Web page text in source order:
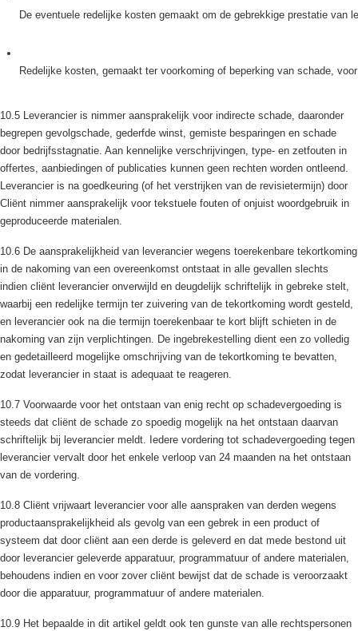
De eventuele redelijke kosten gemaakt om de gebrekkige prestatie van
Redelijke kosten, gemaakt ter voorkoming of beperking van schade,
10.5 Leverancier is nimmer aansprakelijk voor indirecte schade, daaronder
begrepen gevolgschade, gederfde winst, gemiste besparingen en schade
door bedrijfsstagnatie. Aan kennelijke verschrijvingen, type- en zetfouten in
offertes, aanbiedingen of publicaties kunnen geen rechten worden ontleend.
Leverancier is na goedkeuring (of het verstrijken van de revisietermijn) door
Cliënt nimmer aansprakelijk voor tekstuele fouten of onjuist woordgebruik in
geproduceerde materialen.
10.6 De aansprakelijkheid van leverancier wegens toerekenbare tekortkoming
in de nakoming van een overeenkomst ontstaat in alle gevallen slechts
indien cliënt leverancier onverwijld en deugdelijk schriftelijk in gebreke stelt,
waarbij een redelijke termijn ter zuivering van de tekortkoming wordt gesteld,
en leverancier ook na die termijn toerekenbaar te kort blijft schieten in de
nakoming van zijn verplichtingen. De ingebrekestelling dient een zo volledig
en gedetailleerd mogelijke omschrijving van de tekortkoming te bevatten,
zodat leverancier in staat is adequaat te reageren.
10.7 Voorwaarde voor het ontstaan van enig recht op schadevergoeding is
steeds dat cliënt de schade zo spoedig mogelijk na het ontstaan daarvan
schriftelijk bij leverancier meldt. Iedere vordering tot schadevergoeding tegen
leverancier vervalt door het enkele verloop van 24 maanden na het ontstaan
van de vordering.
10.8 Cliënt vrijwaart leverancier voor alle aanspraken van derden wegens
productaansprakelijkheid als gevolg van een gebrek in een product of
systeem dat door cliënt aan een derde is geleverd en dat mede bestond uit
door leverancier geleverde apparatuur, programmatuur of andere materialen,
behoudens indien en voor zover cliënt bewijst dat de schade is veroorzaakt
door die apparatuur, programmatuur of andere materialen.
10.9 Het bepaalde in dit artikel geldt ook ten gunste van alle rechtspersonen